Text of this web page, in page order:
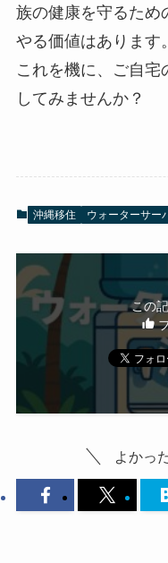
族の健康を守るため
やる価値はあります。
これを機に、ご自宅
してみませんか？
沖縄移住 ウォーターサー
この
よかっ